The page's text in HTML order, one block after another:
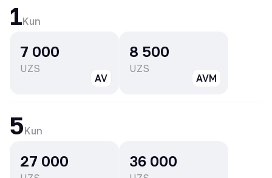
1Kun
7 000
UZS
AV
8 500
UZS
AVM
5Kun
27 000 36 000